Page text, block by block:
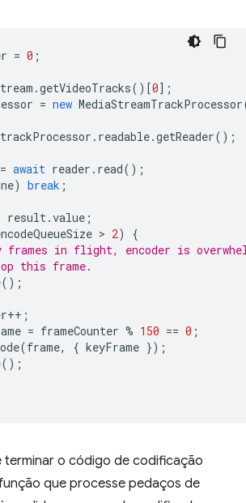
= 0 ;
.getVideoTracks()[0];
= new MediaStreamTrackProcessor
trackProcessor . readable.getReader();
= await reader . read();
) break ;
result .value ;
> 2)
{
frames in flight, encoder is
this frame.
();
++ ;
= frameCounter % 150 == 0 ;
(frame, { keyFrame });
();
terminar o código de codificação
que processe pedaços de